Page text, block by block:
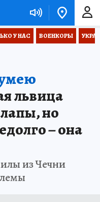
У НАС ВОЕНКОРЫ
львица
но
– она
из Чечни